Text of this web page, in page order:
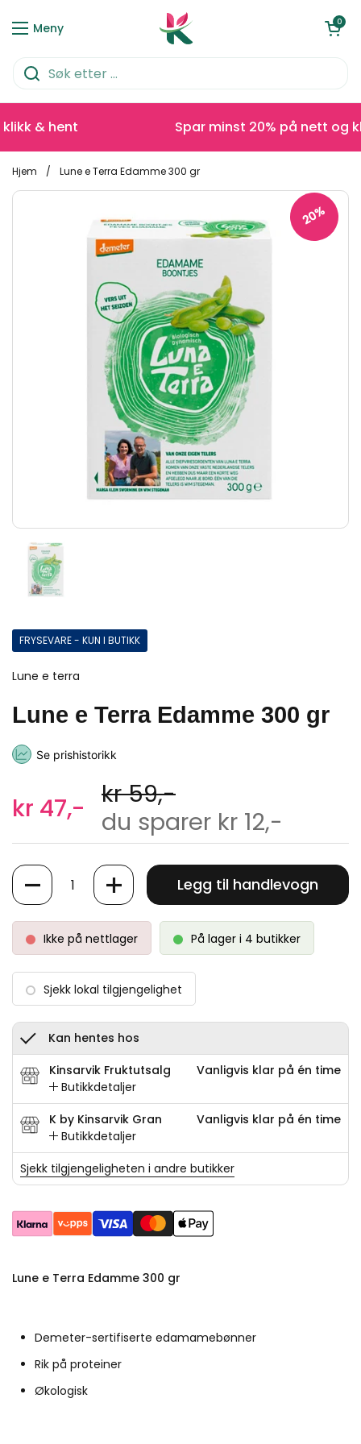
Meny
Åpen0
& hent Spar minst 20% på nett og
Hjem / Lune e Terra Edamme 300 gr
20%
FRYSEVARE - KUN I BUTIKK
Lune e terra
Lune e Terra Edamme 300 gr
Se prishistorikk
kr 47,- kr 59,-
du sparer kr 12,-
Antall
Legg til handlevogn
Ikke på nettlager På lager i 4 butikker
Sjekk lokal tilgjengelighet
Kan hentes hos
Kinsarvik Fruktutsalg
Butikkdetaljer
Vanligvis klar på én time
K by Kinsarvik Gran
Butikkdetaljer
Vanligvis klar på én time
Sjekk tilgjengeligheten i andre butikker
Lune e Terra Edamme 300 gr
Demeter-sertifiserte edamamebønner
Rik på proteiner
Økologisk